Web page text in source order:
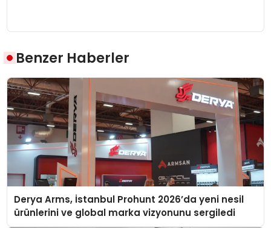
Benzer Haberler
Derya Arms, İstanbul Prohunt 2026’da yeni nesil
ürünlerini ve global marka vizyonunu sergiledi